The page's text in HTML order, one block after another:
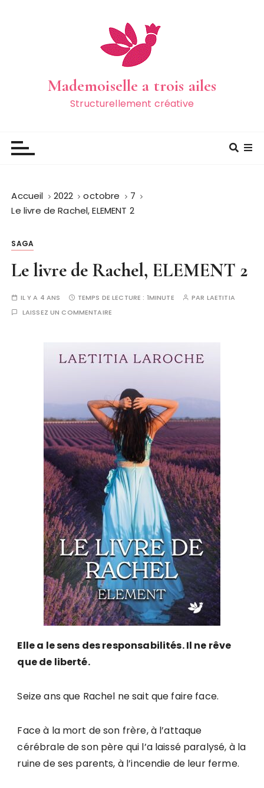
Mademoiselle a trois ailes
Structurellement créative
Accueil 2022 octobre
7
Le livre de Rachel, ELEMENT 2
SAGA
Le livre de Rachel, ELEMENT 2
IL Y A 4 ANS TEMPS DE LECTURE : 1MINUTE PAR LAETITIA
LAISSEZ UN COMMENTAIRE
Elle a le sens des responsabilités. Il ne rêve
que de liberté.
Seize ans que Rachel ne sait que faire face.
Face à la mort de son frère, à l’attaque
cérébrale de son père qui l’a laissé paralysé, à la
ruine de ses parents, à l’incendie de leur ferme.